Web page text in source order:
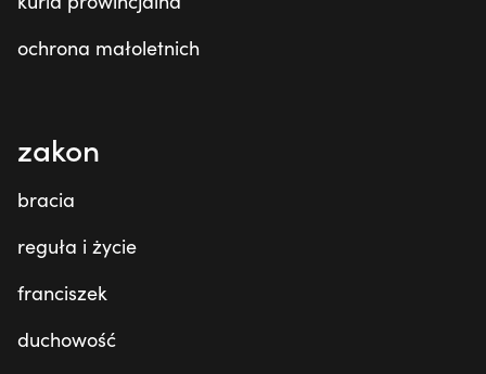
ochrona małoletnich
zakon
bracia
reguła i życie
franciszek
duchowość